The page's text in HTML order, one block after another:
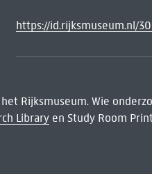
https://id.rijksmuseum.nl/
Rijksmuseum. Wie
Libraryen Study Room